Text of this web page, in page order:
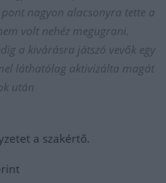
nagyon alacsonyra tette a
volt nehéz megugrani.
a kivárásra játszó vevők egy
láthatólag aktivizálta magát
után
a szakértő.